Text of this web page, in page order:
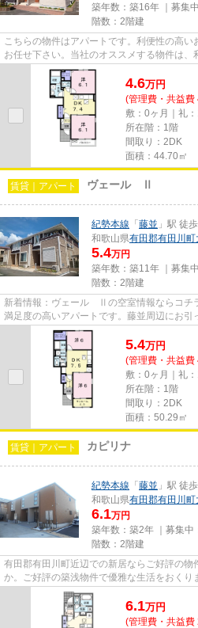
築年数：築16年 ｜募集中
階数：2階建
こちらの物件はアパートです。利便性の高
お任せ下さい。当社のオススメする物件は
4.6万円
(管理費・共益費
敷：0ヶ月｜礼：
所在階：1階
間取り：2DK
面積：44.70㎡
賃貸｜アパート ヴェール Ⅱ
紀勢本線 「 藤並 」駅 徒
和歌山県有田郡有田川町
5.4万円
築年数：築11年 ｜募集中
階数：2階建
新着情報：ヴェール Ⅱの空室情報ならコチ
満足度の高いアパートです。藤並周辺にお
しは当社にお任せください。豊...
5.4万円
(管理費・共益費
敷：0ヶ月｜礼：
所在階：1階
間取り：2DK
面積：50.29㎡
賃貸｜アパート カピリナ
紀勢本線 「 藤並 」駅 徒
和歌山県有田郡有田川町
6.1万円
築年数：築2年 ｜募集中
階数：2階建
有田郡有田川町近辺での新居ならご好評の物
か。ご好評の築浅物件で優雅な生活をおく
やすい、魅力が詰まったアパー...
6.1万円
(管理費・共益費